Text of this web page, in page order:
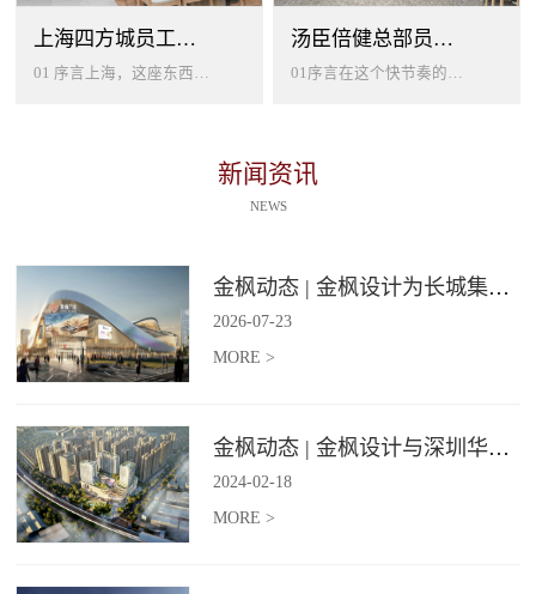
上海四方城员工美食餐厅设计
01 序言上海，这座东西方文化交汇的国际大都市，以其独特的魅力吸引着世界各地的人才。历史与现代、传统与创新在这里交织碰撞...
汤臣倍健总部员工餐厅设计
01序言在这个快节奏的时代工作压力如同无形的紧箍让大家的生活几乎被工作填满现代企业也越来越重视员工的身心健康所以我们始终...
新闻资讯
NEWS
金枫动态 | 金枫设计为长城集团爱情广场打造汽车文化主题美食食集
2026-07-23
MORE >
金枫动态 | 金枫设计与深圳华强集团携手打造华强商业旗舰项目——宝安华强广场美食街区
2024-02-18
MORE >